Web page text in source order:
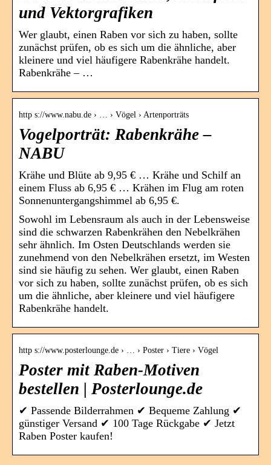
und Vektorgrafiken
Wer glaubt, einen Raben vor sich zu haben, sollte
zunächst prüfen, ob es sich um die ähnliche, aber
kleinere und viel häufigere Rabenkrähe handelt.
Rabenkrähe – …
http s://www.nabu.de › … › Vögel › Artenporträts
Vogelporträt: Rabenkrähe –
NABU
Krähe und Blüte ab 9,95 € … Krähe und Schilf an
einem Fluss ab 6,95 € … Krähen im Flug am roten
Sonnenuntergangshimmel ab 6,95 €.
Sowohl im Lebensraum als auch in der Lebensweise
sind die schwarzen Rabenkrähen den Nebelkrähen
sehr ähnlich. Im Osten Deutschlands werden sie
zunehmend von den Nebelkrähen ersetzt, im Westen
sind sie häufig zu sehen. Wer glaubt, einen Raben
vor sich zu haben, sollte zunächst prüfen, ob es sich
um die ähnliche, aber kleinere und viel häufigere
Rabenkrähe handelt.
http s://www.posterlounge.de › … › Poster › Tiere › Vögel
Poster mit Raben-Motiven
bestellen | Posterlounge.de
✔ Passende Bilderrahmen ✔ Bequeme Zahlung ✔
günstiger Versand ✔ 100 Tage Rückgabe ✔ Jetzt
Raben Poster kaufen!